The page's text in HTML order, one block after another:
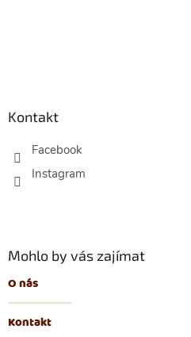
Kontakt
Facebook
Mohlo by vás zajímat
O nás
Kontakt